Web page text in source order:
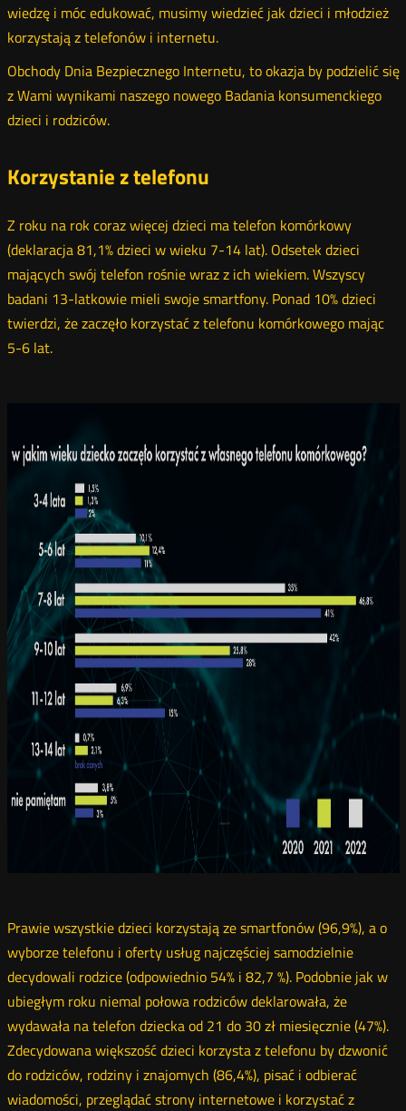
wiedzę i móc edukować, musimy wiedzieć jak dzieci i młodzież
korzystają z telefonów i internetu.
Obchody Dnia Bezpiecznego Internetu, to okazja by podzielić się
z Wami wynikami naszego nowego Badania konsumenckiego
dzieci i rodziców.
Korzystanie z telefonu
Z roku na rok coraz więcej dzieci ma telefon komórkowy
(deklaracja 81,1% dzieci w wieku 7-14 lat). Odsetek dzieci
mających swój telefon rośnie wraz z ich wiekiem. Wszyscy
badani 13-latkowie mieli swoje smartfony. Ponad 10% dzieci
twierdzi, że zaczęło korzystać z telefonu komórkowego mając
5-6 lat.
Prawie wszystkie dzieci korzystają ze smartfonów (96,9%), a o
wyborze telefonu i oferty usług najczęściej samodzielnie
decydowali rodzice (odpowiednio 54% i 82,7 %). Podobnie jak w
ubiegłym roku niemal połowa rodziców deklarowała, że
wydawała na telefon dziecka od 21 do 30 zł miesięcznie (47%).
Zdecydowana większość dzieci korzysta z telefonu by dzwonić
do rodziców, rodziny i znajomych (86,4%), pisać i odbierać
wiadomości, przeglądać strony internetowe i korzystać z